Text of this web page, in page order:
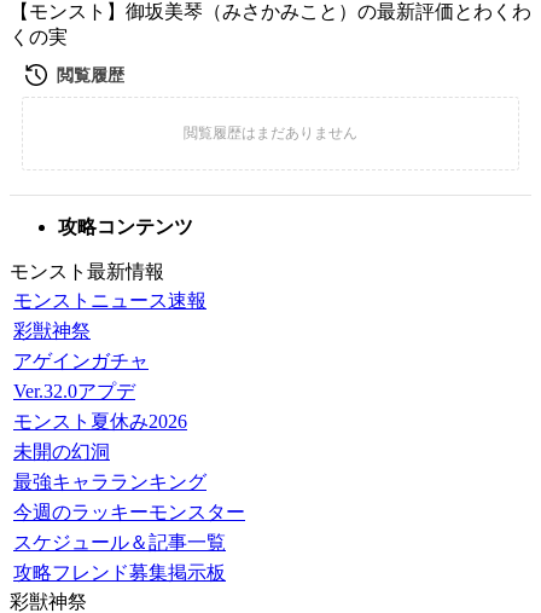
【モンスト】御坂美琴（みさかみこと）の最新評価とわくわ
くの実
攻略コンテンツ
モンスト最新情報
モンストニュース速報
彩獣神祭
アゲインガチャ
Ver.32.0アプデ
モンスト夏休み2026
未開の幻洞
最強キャラランキング
今週のラッキーモンスター
スケジュール＆記事一覧
攻略フレンド募集掲示板
彩獣神祭